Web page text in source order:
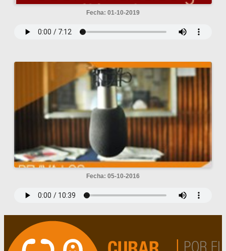
Fecha: 01-10-2019
Fecha: 05-10-2016